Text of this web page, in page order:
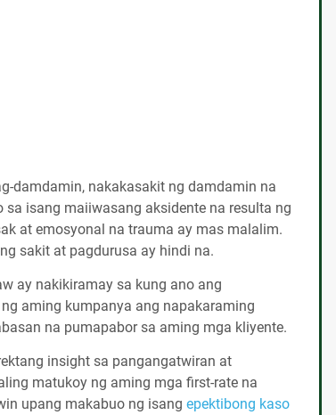
damdamin, nakakasakit ng damdamin na
isang maiiwasang aksidente na resulta ng
at emosyonal na trauma ay mas malalim.
sakit at pagdurusa ay hindi na.
ay nakikiramay sa kung ano ang
aming kumpanya ang napakaraming
na pumapabor sa aming mga kliyente.
insight sa pangangatwiran at
matukoy ng aming mga first-rate na
upang makabuo ng isang epektibong kaso